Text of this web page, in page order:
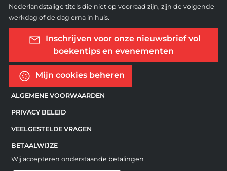
Nederlandstalige titels die niet op voorraad zijn, zijn de volgende
werkdag of de dag erna in huis.
Inschrijven voor onze nieuwsbrief vol
boekentips en evenementen
Mijn cookies beheren
ALGEMENE VOORWAARDEN
PRIVACY BELEID
VEELGESTELDE VRAGEN
BETAALWIJZE
Wij accepteren onderstaande betalingen